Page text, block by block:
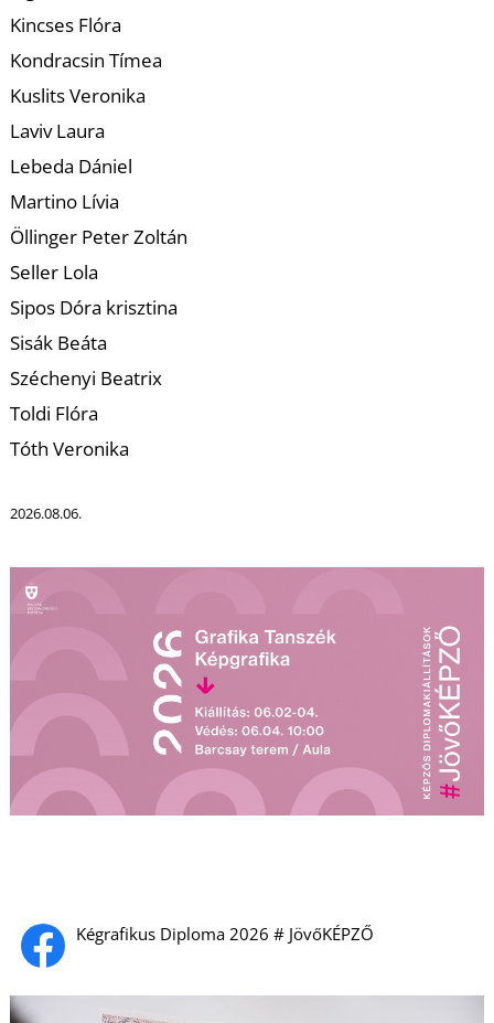
Kégrafikus Diploma 2026 # JövőKÉPZŐ
Kincses Flóra
Kondracsin Tímea
Kuslits Veronika
Laviv Laura
Lebeda Dániel
Martino Lívia
Öllinger Peter Zoltán
Seller Lola
Sipos Dóra krisztina
Sisák Beáta
Széchenyi Beatrix
Toldi Flóra
Tóth Veronika
2026.08.06.